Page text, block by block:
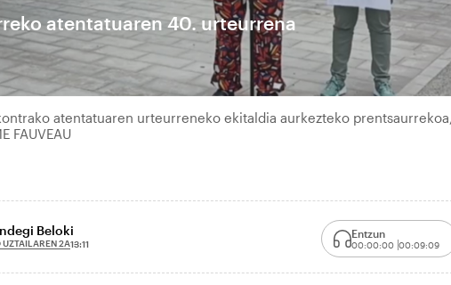
atentatuaren 40. urteurrena
atentatuaren urteurreneko ekitaldia aurkezteko
FAUVEAU
Beloki
2A13:11
Entzun
00:00:00 00:09:09